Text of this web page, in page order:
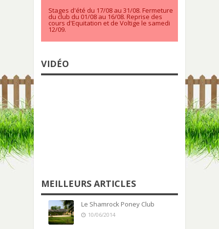
Stages d'été du 17/08 au 31/08. Fermeture
du club du 01/08 au 16/08. Reprise des
cours d'Equitation et de Voltige le samedi
12/09.
VIDÉO
MEILLEURS ARTICLES
Le Shamrock Poney Club
10/06/2014